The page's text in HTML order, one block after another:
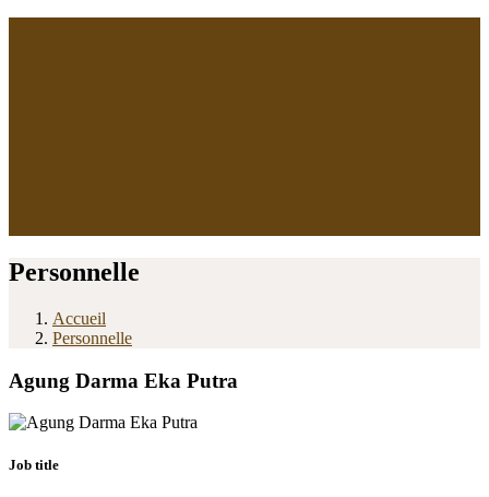
Personnelle
Accueil
Personnelle
Agung Darma Eka Putra
Job title